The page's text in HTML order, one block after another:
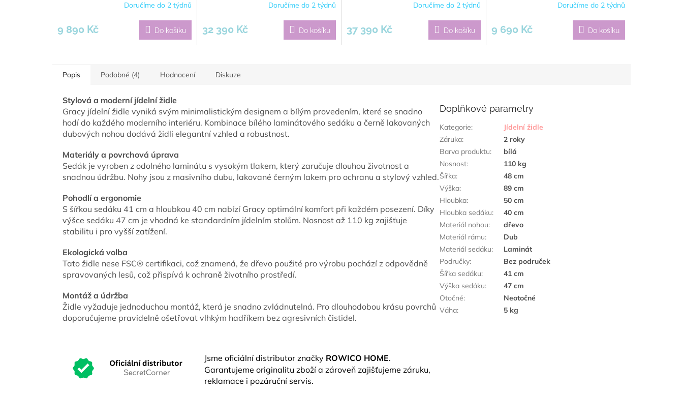
Doručíme do 2 týdnů
9 890 Kč Do košíku
Doručíme do 2 týdnů
32 390 Kč Do košíku
Doručíme do 2 týdnů
37 390 Kč Do košíku
Doručíme do 2 týdnů
9 690 Kč Do košíku
Popis Podobné (4) Hodnocení Diskuze
Stylová a moderní jídelní židle
Gracy jídelní židle vyniká svým minimalistickým designem a bílým provedením, které se snadno
hodí do každého moderního interiéru. Kombinace bílého laminátového sedáku a černě lakovaných
dubových nohou dodává židli elegantní vzhled a robustnost.
Materiály a povrchová úprava
Sedák je vyroben z odolného laminátu s vysokým tlakem, který zaručuje dlouhou životnost a
snadnou údržbu. Nohy jsou z masivního dubu, lakované černým lakem pro ochranu a stylový vzhled.
Pohodlí a ergonomie
S šířkou sedáku 41 cm a hloubkou 40 cm nabízí Gracy optimální komfort při každém posezení. Díky
výšce sedáku 47 cm je vhodná ke standardním jídelním stolům. Nosnost až 110 kg zajišťuje
stabilitu i pro vyšší zatížení.
Ekologická volba
Tato židle nese FSC® certifikaci, což znamená, že dřevo použité pro výrobu pochází z odpovědně
spravovaných lesů, což přispívá k ochraně životního prostředí.
Montáž a údržba
Židle vyžaduje jednoduchou montáž, která je snadno zvládnutelná. Pro dlouhodobou krásu povrchů
doporučujeme pravidelně ošetřovat vlhkým hadříkem bez agresivních čistidel.
Jsme oficiální distributor značky ROWICO HOME.
Garantujeme originalitu zboží a zároveň zajišťujeme záruku,
reklamace i pozáruční servis.
Doplňkové parametry
Kategorie:
Jídelní židle
Záruka:
2 roky
Barva produktu:
bílá
Nosnost:
110 kg
Šířka:
48 cm
Výška:
89 cm
Hloubka:
50 cm
Hloubka sedáku:
40 cm
Materiál nohou:
dřevo
Materiál rámu:
Dub
Materiál sedáku:
Laminát
Područky:
Bez područek
Šířka sedáku:
41 cm
Výška sedáku:
47 cm
Otočné:
Neotočné
Váha: 5 kg